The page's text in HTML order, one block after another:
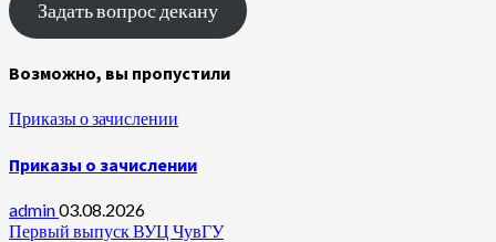
Задать вопрос декану
Возможно, вы пропустили
Приказы о зачислении
Приказы о зачислении
admin03.08.2026
Первый выпуск ВУЦ ЧувГУ